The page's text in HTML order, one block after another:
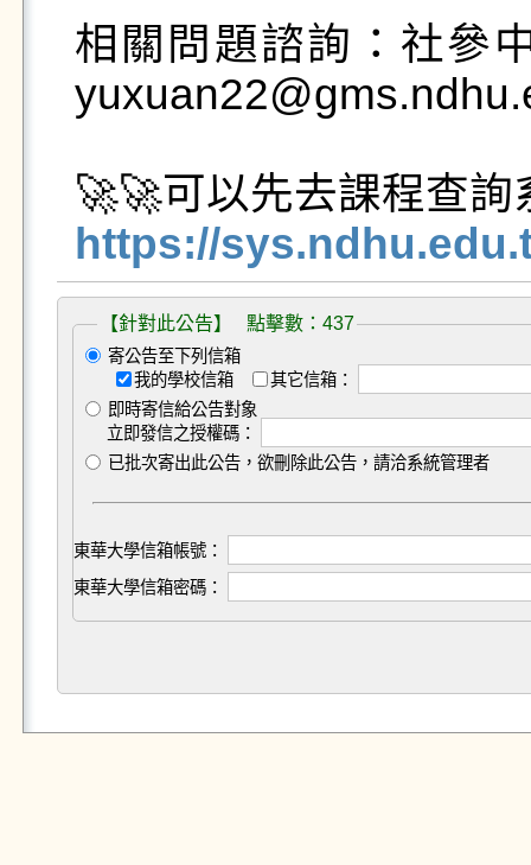
相關問題諮詢：社參
https://
【針對此公告】 點擊數：437
寄公告至下列信箱
我的學校信箱
其它信箱：
即時寄信給公告對象
立即發信之授權碼：
已批次寄出此公告，欲刪除此公告，請洽系統管理者
東華大學信箱帳號：
東華大學信箱密碼：